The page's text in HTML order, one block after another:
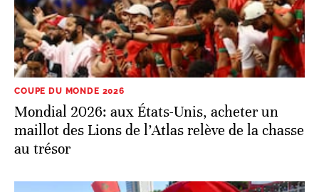
COUPE DU MONDE 2026
Mondial 2026: aux États-Unis, acheter un
maillot des Lions de l’Atlas relève de la chasse
au trésor